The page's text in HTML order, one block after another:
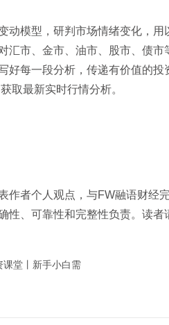
模型，研判市场情绪变化，用
汇市、金市、油市、股市、债
好每一段分析，传递有价值的
取最新实时行情分析。
作者个人观点，与FW融语财
性、可靠性和完整性负责。读
课堂丨新手小白需